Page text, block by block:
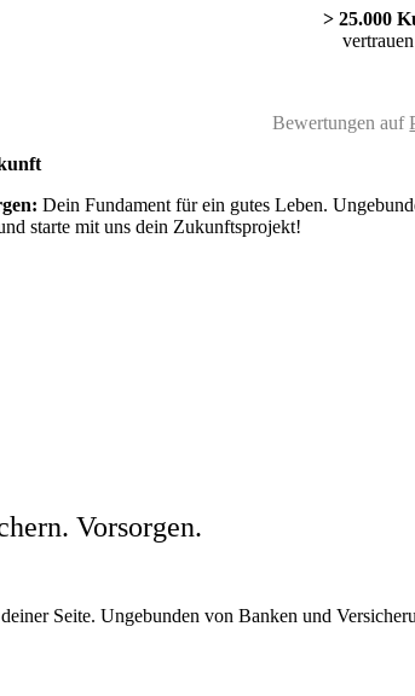
> 25.000
Bewertungen auf
Dein Fundament für ein gutes Leben.
starte mit uns dein Zukunftsprojekt!
Vorsorgen.
Seite. Ungebunden von Banken und